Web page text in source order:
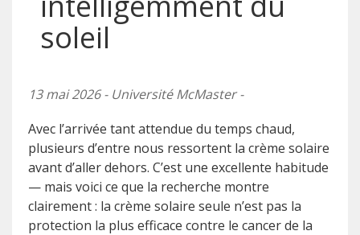
soleil
13 mai 2026 - Université McMaster -
Avec l’arrivée tant attendue du temps chaud,
plusieurs d’entre nous ressortent la crème solaire
avant d’aller dehors. C’est une excellente habitude
— mais voici ce que la recherche montre
clairement : la crème solaire seule n’est pas la
protection la plus efficace contre le cancer de la